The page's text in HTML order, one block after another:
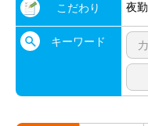
こだわり 夜勤
キーワード